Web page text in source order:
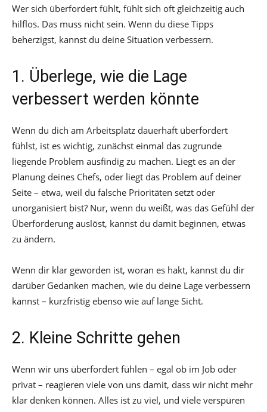
Wer sich überfordert fühlt, fühlt sich oft gleichzeitig auch
hilflos. Das muss nicht sein. Wenn du diese Tipps
beherzigst, kannst du deine Situation verbessern.
1. Überlege, wie die Lage
verbessert werden könnte
Wenn du dich am Arbeitsplatz dauerhaft überfordert
fühlst, ist es wichtig, zunächst einmal das zugrunde
liegende Problem ausfindig zu machen. Liegt es an der
Planung deines Chefs, oder liegt das Problem auf deiner
Seite – etwa, weil du falsche Prioritäten setzt oder
unorganisiert bist? Nur, wenn du weißt, was das Gefühl der
Überforderung auslöst, kannst du damit beginnen, etwas
zu ändern.
Wenn dir klar geworden ist, woran es hakt, kannst du dir
darüber Gedanken machen, wie du deine Lage verbessern
kannst – kurzfristig ebenso wie auf lange Sicht.
2. Kleine Schritte gehen
Wenn wir uns überfordert fühlen – egal ob im Job oder
privat – reagieren viele von uns damit, dass wir nicht mehr
klar denken können. Alles ist zu viel, und viele verspüren